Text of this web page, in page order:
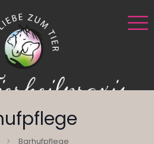
Barhufpflege